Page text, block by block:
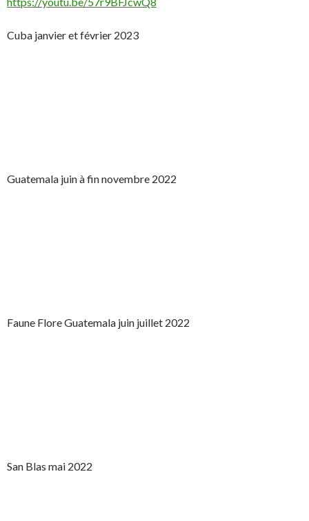
Cuba janvier et février 2023
Guatemala juin à fin novembre 2022
Faune Flore Guatemala juin juillet 2022
San Blas mai 2022